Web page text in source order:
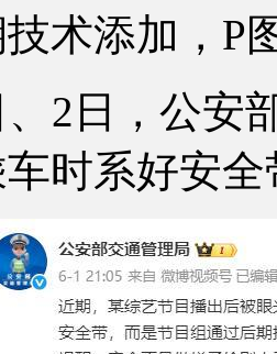
术添加，P
日，公安部
时系好安全